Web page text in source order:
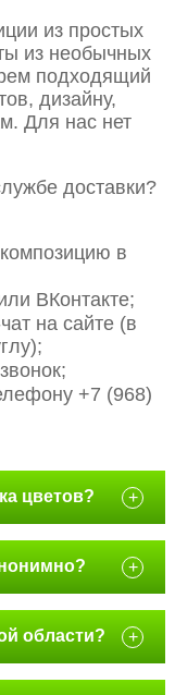
из простых
из необычных
подходящий
дизайну,
Для нас нет
доставки?
в
ВКонтакте;
на сайте (в
+7 (968)
цветов? +
+
области? +